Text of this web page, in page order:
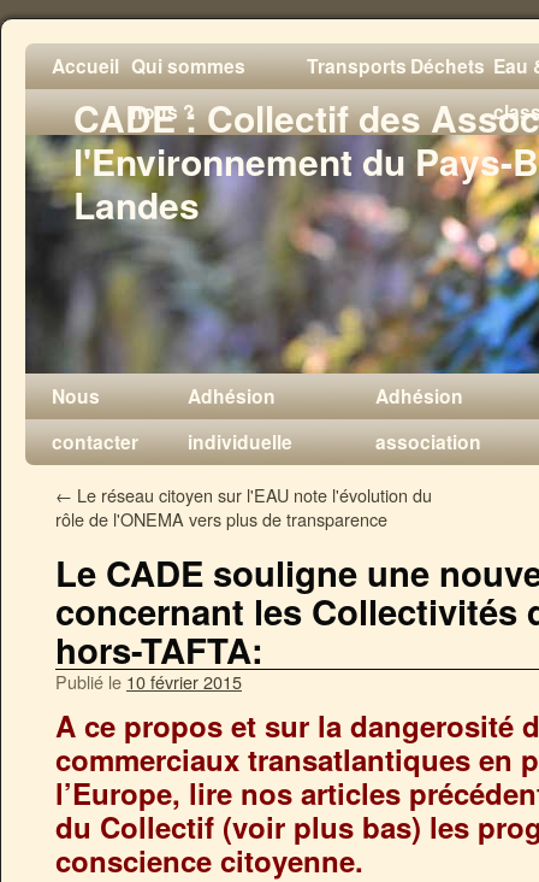
CADE : Collectif des
l'Environnement du Pays-
Landes
Accueil Qui sommes
nous ?
TransportsDéchets Eau
Nous
contacter
Adhésion
individuelle
Adhésion
association
← Le réseau citoyen sur l'EAU note l'évolution du
rôle de l'ONEMA vers plus de transparence
Le CADE souligne une
concernant les Collectivités
hors-TAFTA:
Publié le 10 février 2015
A ce propos et sur la dangerosité
commerciaux transatlantiques en
l’Europe, lire nos articles
du Collectif (voir plus bas) les
conscience citoyenne.